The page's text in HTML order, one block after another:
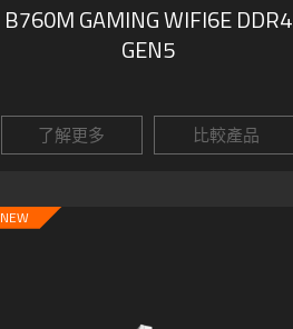
B760M GAMING WIFI6E DDR4
GEN5
了解更多 比較產品
NEW